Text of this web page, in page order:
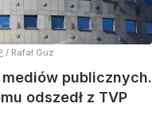
/ Rafał Guz
publicznych.
odszedł z TVP